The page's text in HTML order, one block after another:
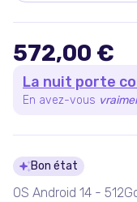
572,00 €
La nuit porte
En avez-vous
Détails
Bon état
OS Android 14 -